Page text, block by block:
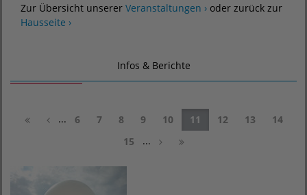
Zur Übersicht unserer Veranstaltungen › oder zurück zur
Hausseite ›
Infos & Berichte
... 6 7 8 9 10 11 12 13
14
15
...